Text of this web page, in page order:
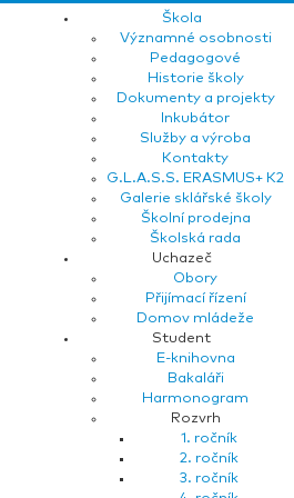
Škola
Významné osobnosti
Pedagogové
Historie školy
Dokumenty a projekty
Inkubátor
Služby a výroba
Kontakty
G.L.A.S.S. ERASMUS+ K2
Galerie sklářské školy
Školní prodejna
Školská rada
Uchazeč
Obory
Přijímací řízení
Domov mládeže
Student
E-knihovna
Bakaláři
Harmonogram
Rozvrh
1. ročník
2. ročník
3. ročník